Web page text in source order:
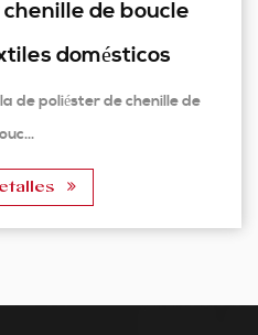
chenille de boucle
domésticos
de poliéster de chenille de